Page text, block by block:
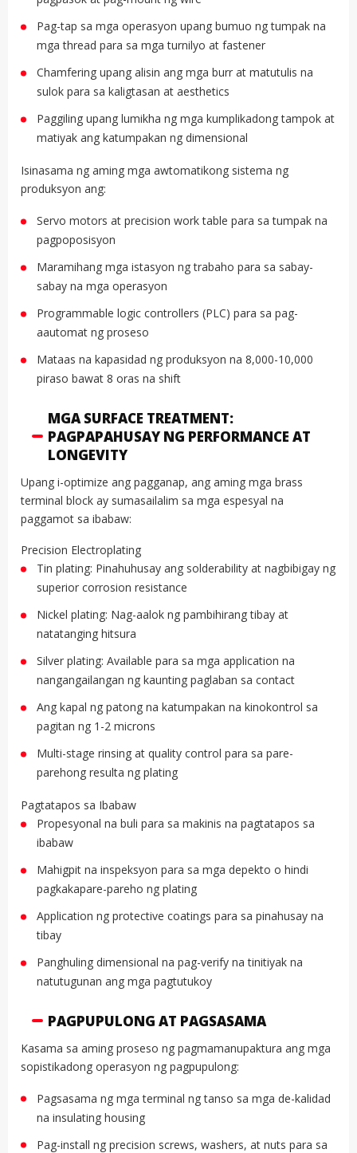
Pag-tap sa mga operasyon upang bumuo ng tumpak na
mga thread para sa mga turnilyo at fastener
Chamfering upang alisin ang mga burr at matutulis na
sulok para sa kaligtasan at aesthetics
Paggiling upang lumikha ng mga kumplikadong tampok at
matiyak ang katumpakan ng dimensional
Isinasama ng aming mga awtomatikong sistema ng
produksyon ang:
Servo motors at precision work table para sa tumpak na
pagpoposisyon
Maramihang mga istasyon ng trabaho para sa sabay-
sabay na mga operasyon
Programmable logic controllers (PLC) para sa pag-
aautomat ng proseso
Mataas na kapasidad ng produksyon na 8,000-10,000
piraso bawat 8 oras na shift
MGA SURFACE TREATMENT:
PAGPAPAHUSAY NG PERFORMANCE AT
LONGEVITY
Upang i-optimize ang pagganap, ang aming mga brass
terminal block ay sumasailalim sa mga espesyal na
paggamot sa ibabaw:
Precision Electroplating
Tin plating: Pinahuhusay ang solderability at nagbibigay ng
superior corrosion resistance
Nickel plating: Nag-aalok ng pambihirang tibay at
natatanging hitsura
Silver plating: Available para sa mga application na
nangangailangan ng kaunting paglaban sa contact
Ang kapal ng patong na katumpakan na kinokontrol sa
pagitan ng 1-2 microns
Multi-stage rinsing at quality control para sa pare-
parehong resulta ng plating
Pagtatapos sa Ibabaw
Propesyonal na buli para sa makinis na pagtatapos sa
ibabaw
Mahigpit na inspeksyon para sa mga depekto o hindi
pagkakapare-pareho ng plating
Application ng protective coatings para sa pinahusay na
tibay
Panghuling dimensional na pag-verify na tinitiyak na
natutugunan ang mga pagtutukoy
PAGPUPULONG AT PAGSASAMA
Kasama sa aming proseso ng pagmamanupaktura ang mga
sopistikadong operasyon ng pagpupulong:
Pagsasama ng mga terminal ng tanso sa mga de-kalidad
na insulating housing
Pag-install ng precision screws, washers, at nuts para sa